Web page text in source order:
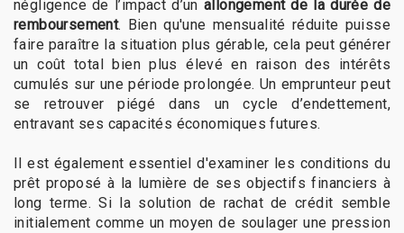
négligence de l’impact d’un allongement de la durée de
remboursement. Bien qu'une mensualité réduite puisse
faire paraître la situation plus gérable, cela peut générer
un coût total bien plus élevé en raison des intérêts
cumulés sur une période prolongée. Un emprunteur peut
se retrouver piégé dans un cycle d’endettement,
entravant ses capacités économiques futures.
Il est également essentiel d'examiner les conditions du
prêt proposé à la lumière de ses objectifs financiers à
long terme. Si la solution de rachat de crédit semble
initialement comme un moyen de soulager une pression